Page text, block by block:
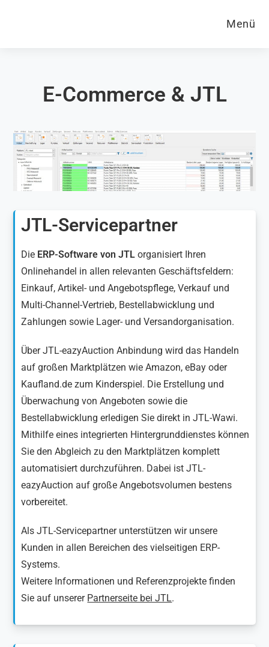
Menü
E-Commerce & JTL
JTL-Servicepartner
Die ERP-Software von JTL organisiert Ihren
Onlinehandel in allen relevanten Geschäftsfeldern:
Einkauf, Artikel- und Angebotspflege, Verkauf und
Multi-Channel-Vertrieb, Bestellabwicklung und
Zahlungen sowie Lager- und Versandorganisation.
Über JTL-eazyAuction Anbindung wird das Handeln
auf großen Marktplätzen wie Amazon, eBay oder
Kaufland.de zum Kinderspiel. Die Erstellung und
Überwachung von Angeboten sowie die
Bestellabwicklung erledigen Sie direkt in JTL-Wawi.
Mithilfe eines integrierten Hintergrunddienstes können
Sie den Abgleich zu den Marktplätzen komplett
automatisiert durchzuführen. Dabei ist JTL-
eazyAuction auf große Angebotsvolumen bestens
vorbereitet.
Als JTL-Servicepartner unterstützen wir unsere
Kunden in allen Bereichen des vielseitigen ERP-
Systems.
Weitere Informationen und Referenzprojekte finden
Sie auf unserer Partnerseite bei JTL.